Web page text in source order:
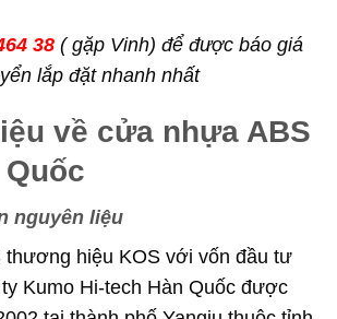
38 ( gặp Vinh) để được báo giá
lắp đặt nhanh nhất
về cửa nhựa ABS
Quốc
nguyên liệu
thương hiệu KOS với vốn đầu tư
Kumo Hi-tech Hàn Quốc được